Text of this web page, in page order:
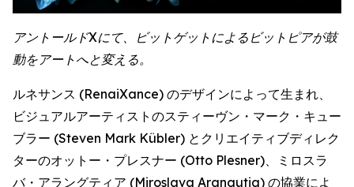
アントールドXにて、ビットゲットによるビットピアが鼓
動をアートへと変える。
ルネサンス (RenaiXance) のデザインによって生まれ、
ビジュアルアーティストのスティーヴン・マーク・キュー
ブラー (Steven Mark Kübler) とクリエイティブディレク
ターのオットー・プレスナー (Otto Plesner)、ミロスラ
バ・アラングティア (Miroslava Arangutia) の協業によ